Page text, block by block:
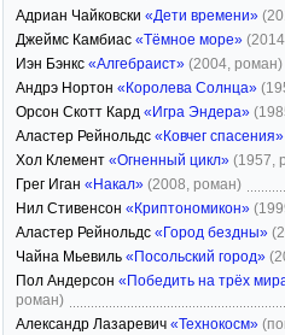
Адриан Чайковски «Дети времени»
Джеймс Камбиас «Тёмное море»
Иэн Бэнкс «Алгебраист» (2004, роман)
Андрэ Нортон «Королева Солнца»
Орсон Скотт Кард «Игра Эндера»
Аластер Рейнольдс «Ковчег спасения»
Хол Клемент «Огненный цикл» (1957,
Грег Иган «Накал» (2008, роман)
Нил Стивенсон «Криптономикон»
Аластер Рейнольдс «Город бездны»
Чайна Мьевиль «Посольский город»
Пол Андерсон «Победить на трёх
роман)
Александр Лазаревич «Технокосм»